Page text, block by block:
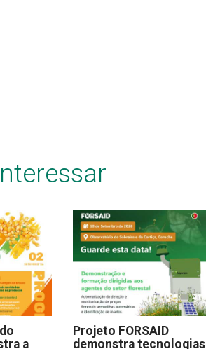
a
Projeto FORSAID
demonstra tecnologias